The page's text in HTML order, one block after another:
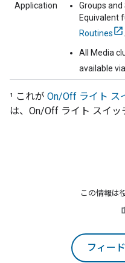
Application
Groups
Equivalent
Routines
All Media
available via
¹ これが On/Off ライト ス
は、On/Off ライト スイッ
この情報は
フィー